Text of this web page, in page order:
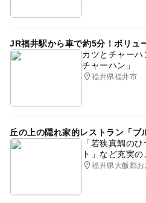
JR福井駅から車で約5分！ボリュ
カツとチャー
チャーハン」
福井県福井市
丘の上の隠れ家的レストラン「ブ
「若狭真鯛の
ト」など充実
福井県大飯郡